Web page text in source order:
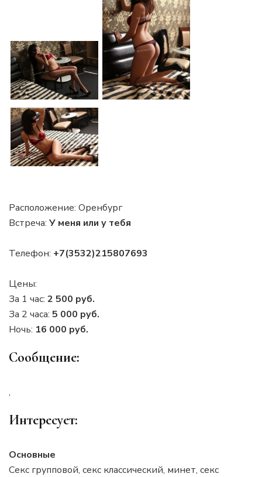
Расположение: Оренбург
Встреча: У меня или у тебя
Телефон: +7(3532)215807693
Цены:
За 1 час: 2 500 руб.
За 2 часа: 5 000 руб.
Ночь: 16 000 руб.
Сообщение:
,
Интересует:
Основные
Секс групповой, секс классический, минет, секс